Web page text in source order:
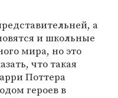
а
и школьные
мира, но это
что такая
Поттера
героев в